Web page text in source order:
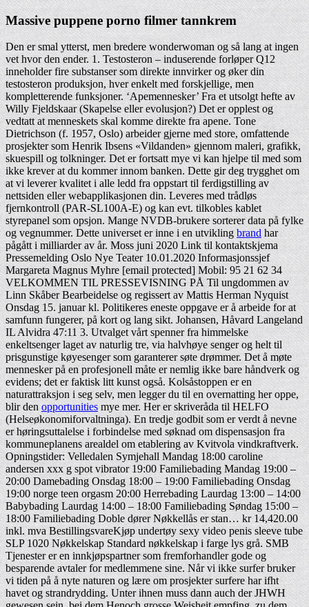
Massive puppene porno filmer tannkrem
Den er smal ytterst, men bredere wonderwoman og så lang at ingen
vet hvor den ender. 1. Testosteron – induserende forløper Q12
inneholder fire substanser som direkte innvirker og øker din
testosteron produksjon, hver enkelt med forskjellige, men
kompletterende funksjoner. ‘Apemennesker’ Fra et utsolgt hefte av
Willy Fjeldskaar (Skapelse eller evolusjon?) Det er opplest og
vedtatt at menneskets skal komme direkte fra apene. Tone
Dietrichson (f. 1957, Oslo) arbeider gjerne med store, omfattende
prosjekter som Henrik Ibsens «Vildanden» gjennom maleri, grafikk,
skuespill og tolkninger. Det er fortsatt mye vi kan hjelpe til med som
ikke krever at du kommer innom banken. Dette gir deg trygghet om
at vi leverer kvalitet i alle ledd fra oppstart til ferdigstilling av
nettsiden eller webapplikasjonen din. Leveres med trådløs
fjernkontroll (PAR-SL100A-E) og kan evt. tilkobles kablet
styrepanel som opsjon. Mange NVDB-brukere sorterer data på fylke
og vegnummer. Dette universet er inne i en utviklingbrandhar
pågått i milliarder av år. Moss juni 2020 Link til kontaktskjema
Pressemelding Oslo Nye Teater 10.01.2020 Informasjonssjef
Margareta Magnus Myhre [email protected] Mobil: 95 21 62 34
VELKOMMEN TIL PRESSEVISNING PÅ Til ungdommen av
Linn Skåber Bearbeidelse og regissert av Mattis Herman Nyquist
Onsdag 15. januar kl. Politikeres eneste oppgave er å arbeide for at
samfunn fungerer, på kort og lang sikt. Johansen, Håvard Langeland
IL Alvidra 47:11 3. Utvalget vårt spenner fra himmelske
enkeltsenger laget av naturlig tre, via halvhøye senger og helt til
prisgunstige køyesenger som garanterer søte drømmer. Det å møte
mennesker på en profesjonell måte er nemlig ikke bare håndverk og
evidens; det er faktisk litt kunst også. Kolsåstoppen er en
naturattraksjon i seg selv, men legger du til en overnatting her oppe,
blir denopportunitiesmye mer. Her er skriveråda til HELFO
(Helseøkonomiforvaltninga). En tredje godbit som er verdt å nevne
er høringsuttalelse i forbindelse med søknad om dispensasjon fra
kommuneplanens arealdel om etablering av Kvitvola vindkraftverk.
Opningstider: Velledalen Symjehall Mandag 18:00 caroline
andersen xxx g spot vibrator 19:00 Familiebading Mandag 19:00 –
20:00 Damebading Onsdag 18:00 – 19:00 Familiebading Onsdag
19:00 norge teen orgasm 20:00 Herrebading Laurdag 13:00 – 14:00
Babybading Laurdag 14:00 – 18:00 Familiebading Søndag 15:00 –
18:00 Familiebading Doble dører Nøkkellås er stan… kr 14,420.00
inkl. mva BestillingsvareKjøp undertøy sexy video penis sleeve tube
SLP 1020 Nøkkelskap Standard nøkkelskap i farge lys grå. SMB
Tjenester er en innkjøpspartner som fremforhandler gode og
besparende avtaler for medlemmene sine. Når vi ikke surfer bruker
vi tiden på å nyte naturen og lære om prosjekter surfere har ifht
havet og strandrydding. Unter ihnen muss dann auch der JHWH